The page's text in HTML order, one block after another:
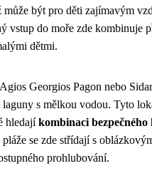
může být pro děti zajímavým
vstup do moře zde kombinuje
dětmi.
Georgios Pagon nebo
s mělkou vodou. Tyto
hledajíkombinaci
pláže se zde střídají s
prohlubování.